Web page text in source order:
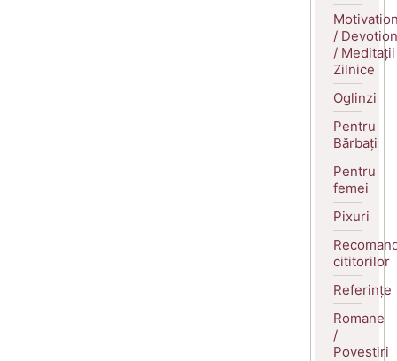
/
/ Meditații
Zilnice
Oglinzi
Pentru
Bărbați
Pentru
femei
Pixuri
cititorilor
Referințe
Romane
/
Povestiri